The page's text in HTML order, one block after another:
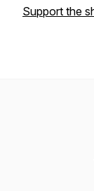
Support the